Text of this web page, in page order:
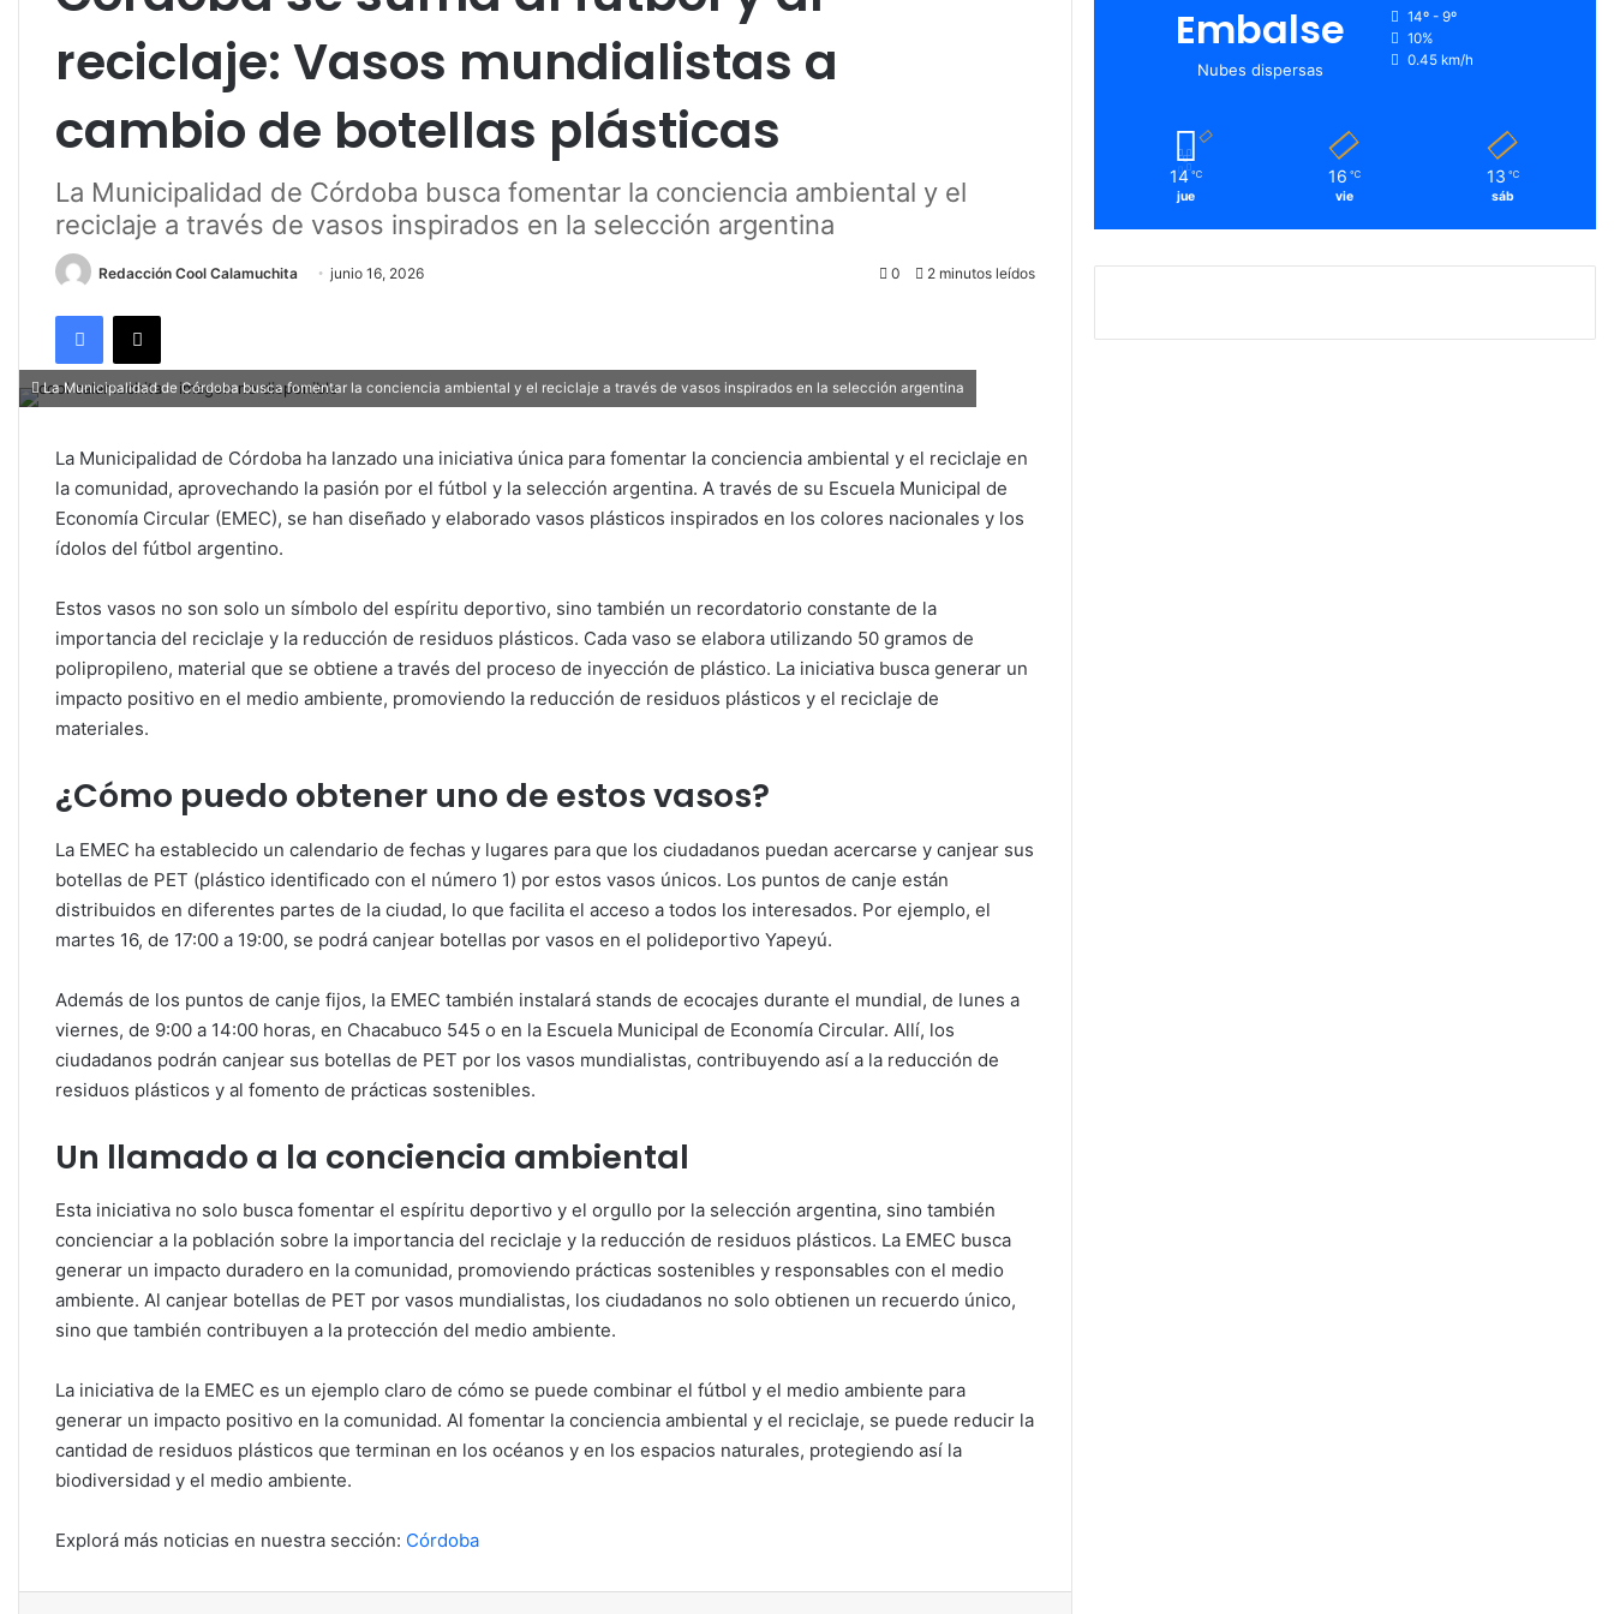
reciclaje: Vasos mundialistas a
cambio de botellas plásticas
La Municipalidad de Córdoba busca fomentar la conciencia ambiental y el
reciclaje a través de vasos inspirados en la selección argentina
Redacción Cool Calamuchita junio 16, 2026 0 2 minutos leídos
Facebook
X
La Municipalidad de Córdoba busca fomentar la conciencia ambiental y el reciclaje a través de vasos inspirados en la selección argentina
La Municipalidad de Córdoba ha lanzado una iniciativa única para fomentar la conciencia ambiental y el reciclaje en
la comunidad, aprovechando la pasión por el fútbol y la selección argentina. A través de su Escuela Municipal de
Economía Circular (EMEC), se han diseñado y elaborado vasos plásticos inspirados en los colores nacionales y los
ídolos del fútbol argentino.
Estos vasos no son solo un símbolo del espíritu deportivo, sino también un recordatorio constante de la
importancia del reciclaje y la reducción de residuos plásticos. Cada vaso se elabora utilizando 50 gramos de
polipropileno, material que se obtiene a través del proceso de inyección de plástico. La iniciativa busca generar un
impacto positivo en el medio ambiente, promoviendo la reducción de residuos plásticos y el reciclaje de
materiales.
¿Cómo puedo obtener uno de estos vasos?
La EMEC ha establecido un calendario de fechas y lugares para que los ciudadanos puedan acercarse y canjear sus
botellas de PET (plástico identificado con el número 1) por estos vasos únicos. Los puntos de canje están
distribuidos en diferentes partes de la ciudad, lo que facilita el acceso a todos los interesados. Por ejemplo, el
martes 16, de 17:00 a 19:00, se podrá canjear botellas por vasos en el polideportivo Yapeyú.
Además de los puntos de canje fijos, la EMEC también instalará stands de ecocajes durante el mundial, de lunes a
viernes, de 9:00 a 14:00 horas, en Chacabuco 545 o en la Escuela Municipal de Economía Circular. Allí, los
ciudadanos podrán canjear sus botellas de PET por los vasos mundialistas, contribuyendo así a la reducción de
residuos plásticos y al fomento de prácticas sostenibles.
Un llamado a la conciencia ambiental
Esta iniciativa no solo busca fomentar el espíritu deportivo y el orgullo por la selección argentina, sino también
concienciar a la población sobre la importancia del reciclaje y la reducción de residuos plásticos. La EMEC busca
generar un impacto duradero en la comunidad, promoviendo prácticas sostenibles y responsables con el medio
ambiente. Al canjear botellas de PET por vasos mundialistas, los ciudadanos no solo obtienen un recuerdo único,
sino que también contribuyen a la protección del medio ambiente.
La iniciativa de la EMEC es un ejemplo claro de cómo se puede combinar el fútbol y el medio ambiente para
generar un impacto positivo en la comunidad. Al fomentar la conciencia ambiental y el reciclaje, se puede reducir la
cantidad de residuos plásticos que terminan en los océanos y en los espacios naturales, protegiendo así la
biodiversidad y el medio ambiente.
Explorá más noticias en nuestra sección: Córdoba
Embalse
Nubes dispersas
14º - 9º
10%
0.45 km/h
14 ℃
jue
16 ℃
vie
13 ℃
sáb